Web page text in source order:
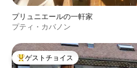
プリュニエールの一軒家
プティ・カバノン
大好評のゲストチョイスです。
ゲストチョイス